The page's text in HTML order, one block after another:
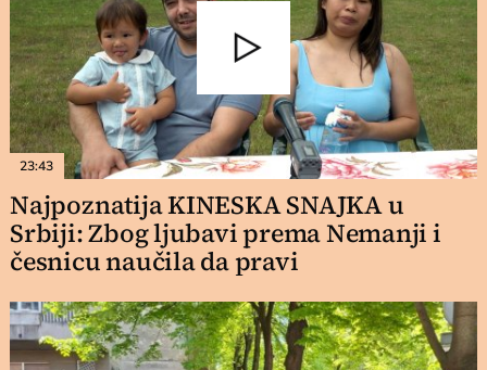
23:43
Najpoznatija KINESKA SNAJKA u
Srbiji: Zbog ljubavi prema Nemanji i
česnicu naučila da pravi